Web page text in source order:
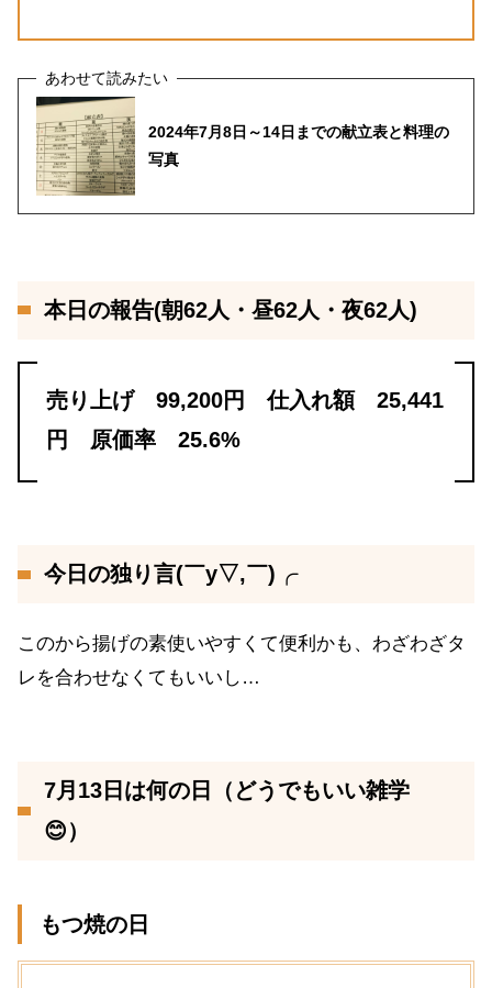
2024年7月8日～14日までの献立表と料理の
写真
本日の報告(朝62人・昼62人・夜62人)
売り上げ 99,200円 仕入れ額 25,441
円 原価率 25.6%
今日の独り言(￣y▽,￣)╭
このから揚げの素使いやすくて便利かも、わざわざタ
レを合わせなくてもいいし…
7月13日は何の日（どうでもいい雑学
😊）
もつ焼の日